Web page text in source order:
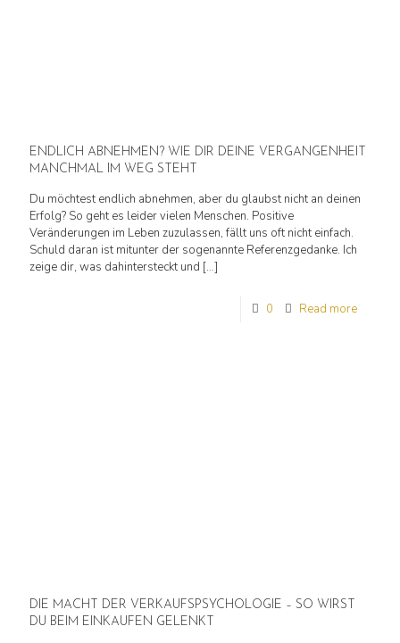
ENDLICH ABNEHMEN? WIE DIR DEINE VERGANGENHEIT
MANCHMAL IM WEG STEHT
Du möchtest endlich abnehmen, aber du glaubst nicht an deinen
Erfolg? So geht es leider vielen Menschen. Positive
Veränderungen im Leben zuzulassen, fällt uns oft nicht einfach.
Schuld daran ist mitunter der sogenannte Referenzgedanke. Ich
zeige dir, was dahintersteckt und […]
0 Read more
DIE MACHT DER VERKAUFSPSYCHOLOGIE – SO WIRST
DU BEIM EINKAUFEN GELENKT